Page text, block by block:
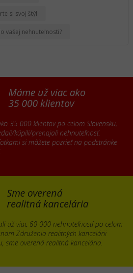
si svoj štýl
vašej nehnuteľnosti?
Máme už viac ako
35 000 klientov
35 000 klientov po celom Slovensku,
kúpili/prenajali nehnuteľnosť.
si môžete pozrieť na podstránke
.
Sme overená
realitná kancelária
už viac 60 000 nehnuteľností po celom
Združenia realitných kancelárii
sme overená realitná kancelária.